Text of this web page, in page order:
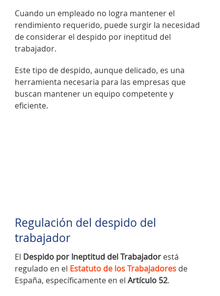
Cuando un empleado no logra mantener el
rendimiento requerido, puede surgir la necesidad
de considerar el despido por ineptitud del
trabajador.
Este tipo de despido, aunque delicado, es una
herramienta necesaria para las empresas que
buscan mantener un equipo competente y
eficiente.
Regulación del despido del
trabajador
El Despido por Ineptitud del Trabajador está
regulado en el Estatuto de los Trabajadores de
España, específicamente en el Artículo 52.